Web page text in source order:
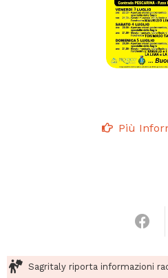
Più
Sagritaly riporta informazioni